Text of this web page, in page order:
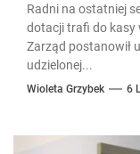
Radni na ostatniej
dotacji trafi do kasy
Zarząd postanowił
udzielonej...
Wioleta Grzybek 6